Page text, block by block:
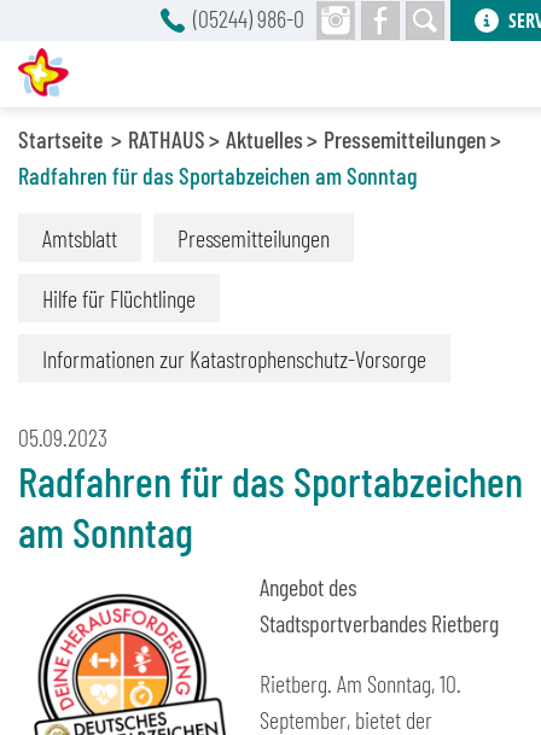
Startseite RATHAUS Aktuelles
Pressemitteilungen
Radfahren für das Sportabzeichen am Sonntag
Amtsblatt Pressemitteilungen
Hilfe für Flüchtlinge
Informationen zur Katastrophenschutz-Vorsorge
05.09.2023
Radfahren für das Sportabzeichen
am Sonntag
Angebot des
Stadtsportverbandes Rietberg
Rietberg. Am Sonntag, 10.
September, bietet der
(05244) 986-0